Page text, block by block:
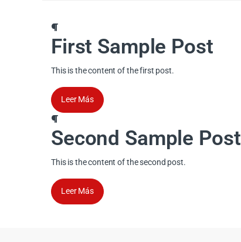
First Sample Post
This is the content of the first post.
Leer Más
Second Sample Post
This is the content of the second post.
Leer Más